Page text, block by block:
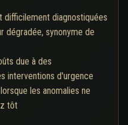
difficilement diagnostiquées
dégradée, synonyme de
due à des
interventions d'urgence
les anomalies ne
tôt